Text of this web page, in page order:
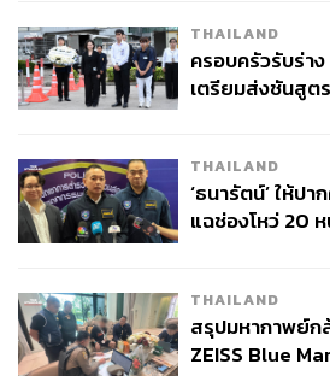
ภายใต้โครงการดังกล่าว WHA
ที่ยั่งยืนผ่านการดำเนินงานของ บริษัท
ตั้งแต่ต้นน้ำจนถึงปลายน้ำ เริ่มจากกา
แหล่งน้ำดิบ เพื่อบริหารความเสี่ยงจ
ผลิตและจำหน่ายน้ำเพื่ออุตสาหกรรม
ไปจนถึงการนำน้ำเสียกลับมาใช้ใหม่
เพื่อผลิตน้ำคุณภาพสูงและน้ำปราศจาก
Clarified Water, Demineralized
THAILAND
ครอบครัวรับร่า
เตรียมส่งชันสูต
THAILAND
‘ธนารัตน์’ ให้ปา
แฉช่องโหว่ 20
THAILAND
สรุปมหากาพย์ก
ZEISS Blue